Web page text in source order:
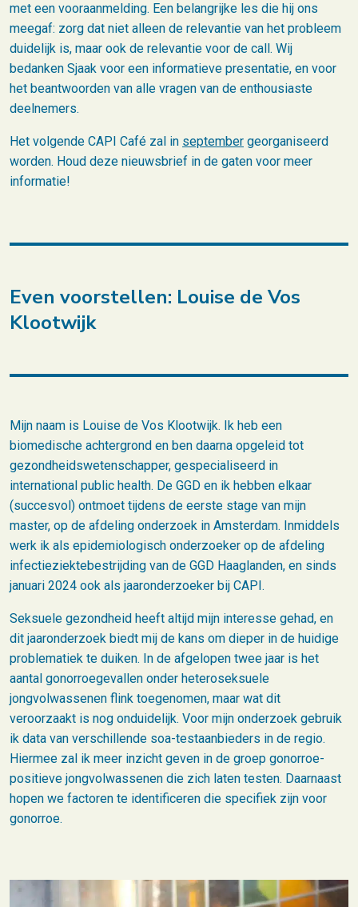
met een vooraanmelding. Een belangrijke les die hij ons
meegaf: zorg dat niet alleen de relevantie van het probleem
duidelijk is, maar ook de relevantie voor de call. Wij
bedanken Sjaak voor een informatieve presentatie, en voor
het beantwoorden van alle vragen van de enthousiaste
deelnemers.
Het volgende CAPI Café zal in september georganiseerd
worden. Houd deze nieuwsbrief in de gaten voor meer
informatie!
Even voorstellen: Louise de Vos
Klootwijk
Mijn naam is Louise de Vos Klootwijk. Ik heb een
biomedische achtergrond en ben daarna opgeleid tot
gezondheidswetenschapper, gespecialiseerd in
international public health. De GGD en ik hebben elkaar
(succesvol) ontmoet tijdens de eerste stage van mijn
master, op de afdeling onderzoek in Amsterdam. Inmiddels
werk ik als epidemiologisch onderzoeker op de afdeling
infectieziektebestrijding van de GGD Haaglanden, en sinds
januari 2024 ook als jaaronderzoeker bij CAPI.
Seksuele gezondheid heeft altijd mijn interesse gehad, en
dit jaaronderzoek biedt mij de kans om dieper in de huidige
problematiek te duiken. In de afgelopen twee jaar is het
aantal gonorroegevallen onder heteroseksuele
jongvolwassenen flink toegenomen, maar wat dit
veroorzaakt is nog onduidelijk. Voor mijn onderzoek gebruik
ik data van verschillende soa-testaanbieders in de regio.
Hiermee zal ik meer inzicht geven in de groep gonorroe-
positieve jongvolwassenen die zich laten testen. Daarnaast
hopen we factoren te identificeren die specifiek zijn voor
gonorroe.